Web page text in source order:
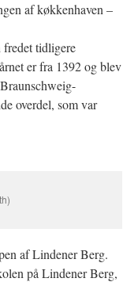
af køkkenhaven –
tidligere
er fra 1392 og blev
overdel, som var
af Lindener Berg.
på Lindener Berg,